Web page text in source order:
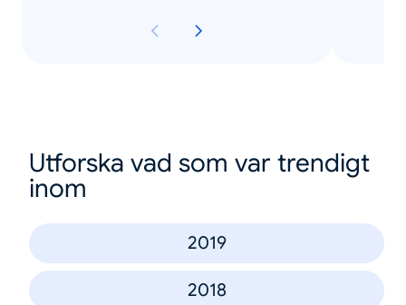
Utforska vad som var trendigt
inom
2019
2018